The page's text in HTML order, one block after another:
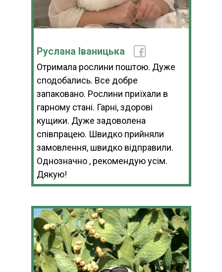
Руслана Іваницька
Отримала рослини поштою. Дуже
сподобались. Все добре
запаковано. Рослини приїхали в
гарному стані. Гарні, здорові
кущики. Дуже задоволена
співпрацею. Швидко прийняли
замовлення, швидко відправили.
Однозначно , рекомендую усім.
Дякую!